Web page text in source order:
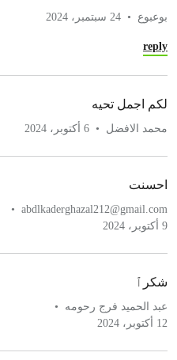
بوعبوع 24 سبتمبر، 2024
reply
لكم اجمل تحيه
محمد الافضل 6 أكتوبر، 2024
احسنت
abdlkaderghazal212@gmail.com
9 أكتوبر، 2024
شكرٱ
عبد الحميد فرج رحومه
12 أكتوبر، 2024